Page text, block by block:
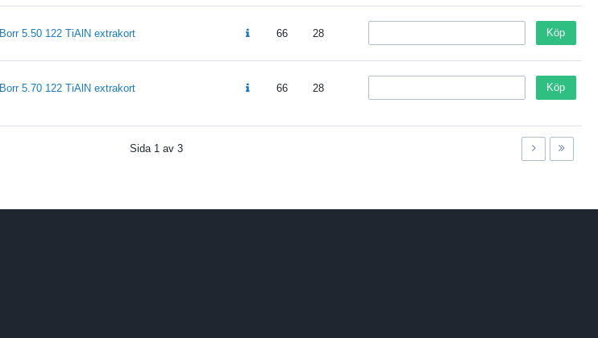
Borr 5.50 122 TiAlN extrakort 66 28 Köp
Borr 5.70 122 TiAlN extrakort 66 28 Köp
Sida 1 av 3